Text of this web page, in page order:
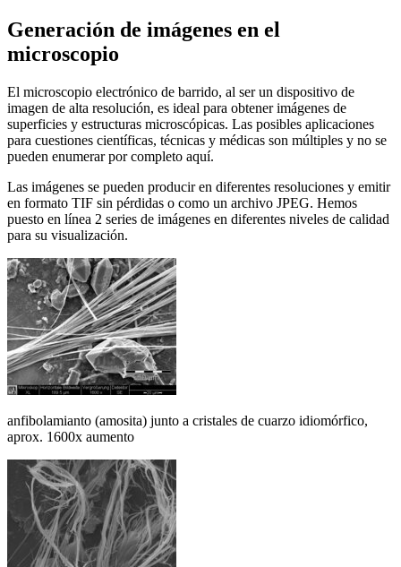
Generación de imágenes en el
microscopio
El microscopio electrónico de barrido, al ser un dispositivo de
imagen de alta resolución, es ideal para obtener imágenes de
superficies y estructuras microscópicas. Las posibles aplicaciones
para cuestiones científicas, técnicas y médicas son múltiples y no se
pueden enumerar por completo aquí.
Las imágenes se pueden producir en diferentes resoluciones y emitir
en formato TIF sin pérdidas o como un archivo JPEG. Hemos
puesto en línea 2 series de imágenes en diferentes niveles de calidad
para su visualización.
anfibolamianto (amosita) junto a cristales de cuarzo idiomórfico,
aprox. 1600x aumento